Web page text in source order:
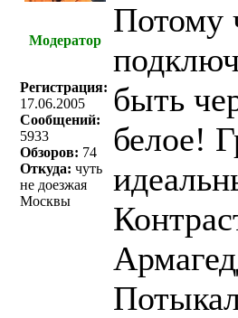
Модератор
Регистрация:
17.06.2005
Сообщений:
5933
Обзоров: 74
Откуда: чуть
не доезжая
Москвы
Потому
быть
белое!